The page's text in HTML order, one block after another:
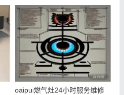
oaipui燃气灶24小时服务维修